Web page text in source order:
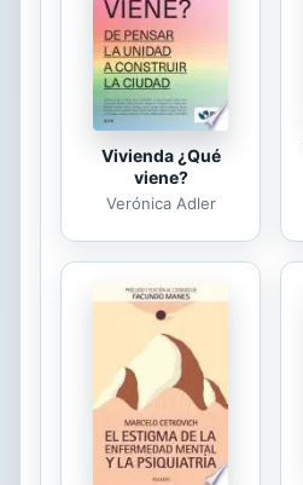
Vivienda ¿Qué
viene?
Verónica Adler